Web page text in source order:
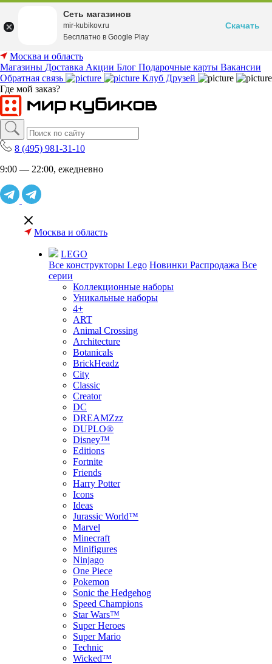
Москва и область
Магазины Доставка Акции Блог Подарочные карты Вакансии
Обратная связь
Клуб Друзей
Где мой заказ?
8 (495) 981-31-10
9:00 — 22:00, ежедневно
Москва и область
LEGO
Все конструкторы Lego Новинки Распродажа Все
серии
Коллекционные наборы
Уникальные наборы
4+
ART
Animal Crossing
Architecture
Botanicals
BrickHeadz
City
Classic
Creator
DC
DREAMZzz
DUPLO®
Disney™
Editions
Fortnite
Friends
Harry Potter
Icons
Ideas
Jurassic World™
Marvel
Minecraft
Minifigures
Ninjago
One Piece
Pokemon
Sonic the Hedgehog
Speed Champions
Star Wars™
Super Heroes
Super Mario
Technic
Wicked™
Сеть магазинов
mir-kubikov.ru
Бесплатно в Google Play
Скачать